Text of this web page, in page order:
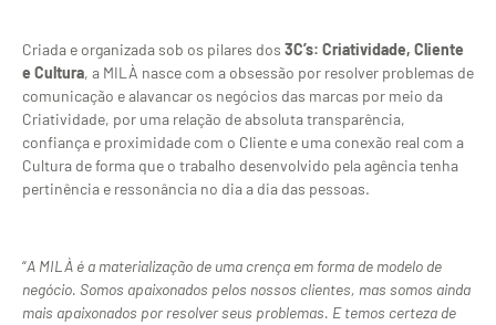
Criada e organizada sob os pilares dos 3C’s: Criatividade, Cliente
e Cultura, a MILÀ nasce com a obsessão por resolver problemas de
comunicação e alavancar os negócios das marcas por meio da
Criatividade, por uma relação de absoluta transparência,
confiança e proximidade com o Cliente e uma conexão real com a
Cultura de forma que o trabalho desenvolvido pela agência tenha
pertinência e ressonância no dia a dia das pessoas.
“A MILÀ é a materialização de uma crença em forma de modelo de
negócio. Somos apaixonados pelos nossos clientes, mas somos ainda
mais apaixonados por resolver seus problemas. E temos certeza de